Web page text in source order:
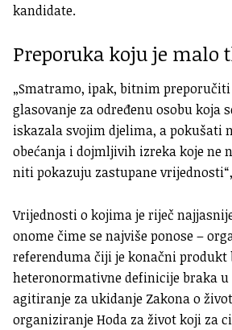
kandidate.
Preporuka koju je malo
„Smatramo, ipak, bitnim
glasovanje za određenu osobu koja
iskazala svojim djelima, a pokušati
obećanja i dojmljivih izreka koje ne
niti pokazuju zastupane
Vrijednosti o kojima je riječ
onome čime se najviše ponose –
referenduma čiji je konačni produkt
heteronormativne definicije braka u
agitiranje za ukidanje Zakona o
organiziranje Hoda za život koji za